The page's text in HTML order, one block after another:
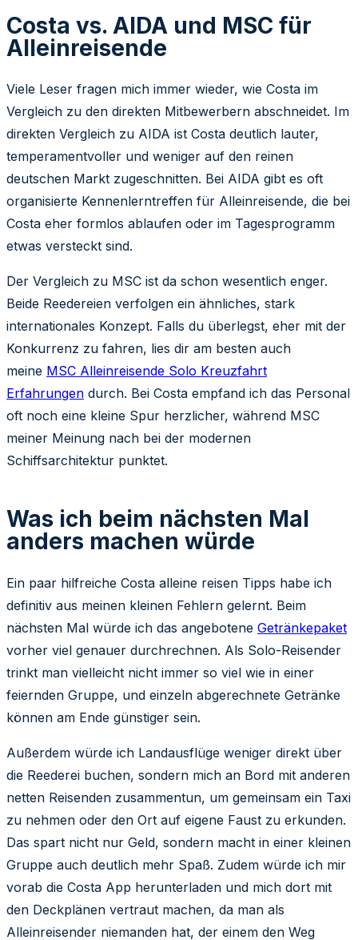
Costa vs. AIDA und MSC für
Alleinreisende
Viele Leser fragen mich immer wieder, wie Costa im
Vergleich zu den direkten Mitbewerbern abschneidet. Im
direkten Vergleich zu AIDA ist Costa deutlich lauter,
temperamentvoller und weniger auf den reinen
deutschen Markt zugeschnitten. Bei AIDA gibt es oft
organisierte Kennenlerntreffen für Alleinreisende, die bei
Costa eher formlos ablaufen oder im Tagesprogramm
etwas versteckt sind.
Der Vergleich zu MSC ist da schon wesentlich enger.
Beide Reedereien verfolgen ein ähnliches, stark
internationales Konzept. Falls du überlegst, eher mit der
Konkurrenz zu fahren, lies dir am besten auch
meine MSC Alleinreisende Solo Kreuzfahrt
Erfahrungen durch. Bei Costa empfand ich das Personal
oft noch eine kleine Spur herzlicher, während MSC
meiner Meinung nach bei der modernen
Schiffsarchitektur punktet.
Was ich beim nächsten Mal
anders machen würde
Ein paar hilfreiche Costa alleine reisen Tipps habe ich
definitiv aus meinen kleinen Fehlern gelernt. Beim
nächsten Mal würde ich das angebotene Getränkepaket
vorher viel genauer durchrechnen. Als Solo-Reisender
trinkt man vielleicht nicht immer so viel wie in einer
feiernden Gruppe, und einzeln abgerechnete Getränke
können am Ende günstiger sein.
Außerdem würde ich Landausflüge weniger direkt über
die Reederei buchen, sondern mich an Bord mit anderen
netten Reisenden zusammentun, um gemeinsam ein Taxi
zu nehmen oder den Ort auf eigene Faust zu erkunden.
Das spart nicht nur Geld, sondern macht in einer kleinen
Gruppe auch deutlich mehr Spaß. Zudem würde ich mir
vorab die Costa App herunterladen und mich dort mit
den Deckplänen vertraut machen, da man als
Alleinreisender niemanden hat, der einem den Weg